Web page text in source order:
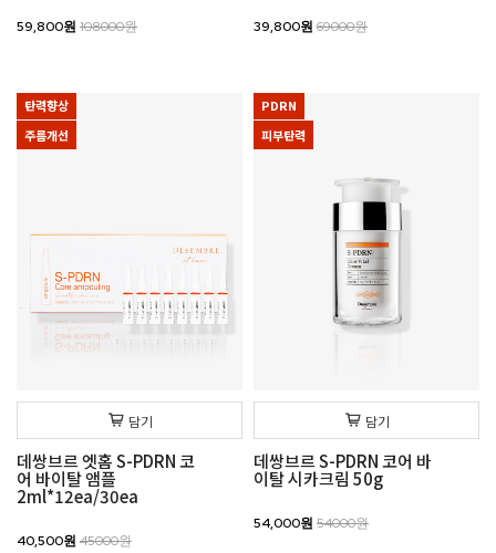
59,800원 108000원 39,800원 69000원
탄력향상
주름개선
담기
데쌍브르 엣홈 S-PDRN 코
어 바이탈 앰플
2ml*12ea/30ea
40,500원 45000원
PDRN
피부탄력
담기
데쌍브르 S-PDRN 코어 바
이탈 시카크림 50g
54,000원 54000원